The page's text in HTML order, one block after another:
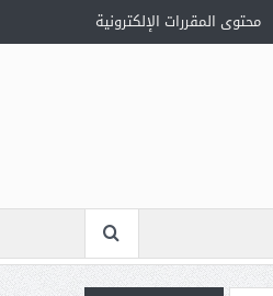
محتوى المقررات الإلكترونية